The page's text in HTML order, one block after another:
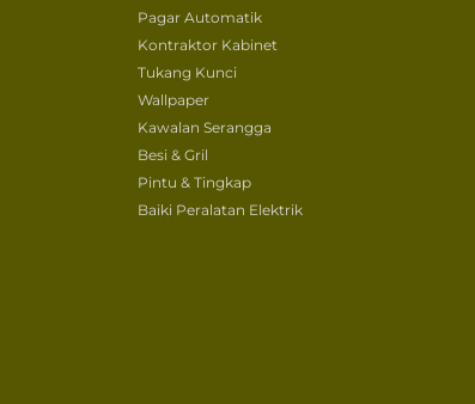
Pagar Automatik
Kontraktor Kabinet
Tukang Kunci
Wallpaper
Kawalan Serangga
Besi & Gril
Pintu & Tingkap
Baiki Peralatan Elektrik